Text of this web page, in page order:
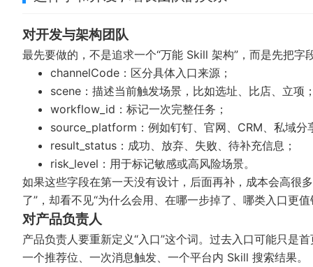
对开发与架构团队
最先要做的，不是追求一个“万能 Skill 架构”，而是先把字
channelCode：区分具体入口来源；
scene：描述当前触发场景，比如选址、比店、立项
workflow_id：标记一次完整任务；
source_platform：例如钉钉、官网、CRM、私域分
result_status：成功、放弃、失败、待补充信息；
risk_level：用于标记敏感或高风险场景。
如果这些字段在第一天没有设计，后面再补，成本会高很
了”，却看不见“为什么会用、在哪一步掉了、哪类入口更值
对产品负责人
产品负责人要重新定义“入口”这个词。过去入口可能只是
一个推荐位、一次消息触发、一个平台内 Skill 搜索结果。